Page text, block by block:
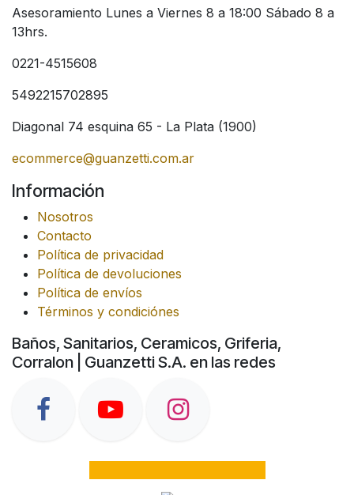
Asesoramiento Lunes a Viernes 8 a 18:00 Sábado 8 a
13hrs.
0221-4515608
5492215702895
Diagonal 74 esquina 65 - La Plata (1900)
ecommerce@guanzetti.com.ar
Información
Nosotros
Contacto
Política de privacidad
Política de devoluciones
Política de envíos
Términos y condiciónes
Baños, Sanitarios, Ceramicos, Griferia,
Corralon | Guanzetti S.A. en las redes